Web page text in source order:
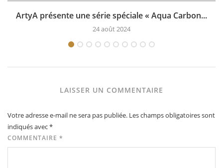
ArtyA présente une série spéciale « Aqua Carbon...
24 août 2024
LAISSER UN COMMENTAIRE
Votre adresse e-mail ne sera pas publiée. Les champs obligatoires sont
indiqués avec*
COMMENTAIRE *